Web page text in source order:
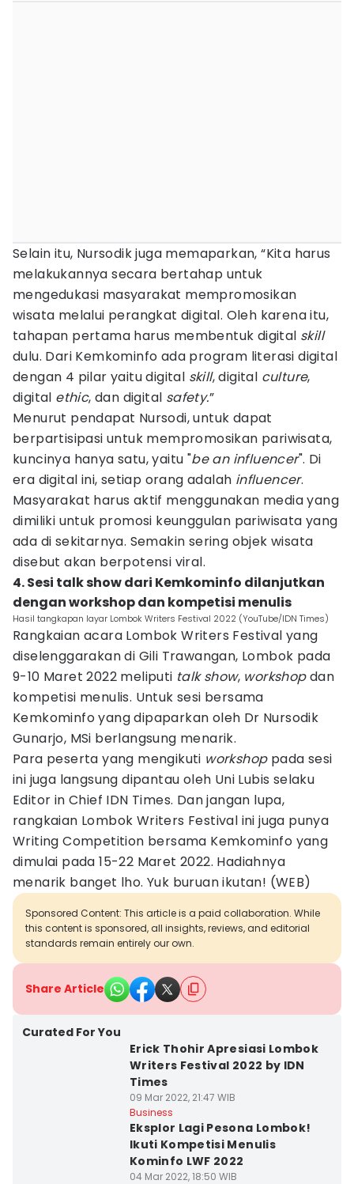
Selain itu, Nursodik juga memaparkan, “Kita harus
melakukannya secara bertahap untuk
mengedukasi masyarakat mempromosikan
wisata melalui perangkat digital. Oleh karena itu,
tahapan pertama harus membentuk digital skill
dulu. Dari Kemkominfo ada program literasi digital
dengan 4 pilar yaitu digital skill, digital culture,
digital ethic, dan digital safety.”
Menurut pendapat Nursodi, untuk dapat
berpartisipasi untuk mempromosikan pariwisata,
kuncinya hanya satu, yaitu "be an influencer". Di
era digital ini, setiap orang adalah influencer.
Masyarakat harus aktif menggunakan media yang
dimiliki untuk promosi keunggulan pariwisata yang
ada di sekitarnya. Semakin sering objek wisata
disebut akan berpotensi viral.
4. Sesi talk show dari Kemkominfo dilanjutkan
dengan workshop dan kompetisi menulis
Hasil tangkapan layar Lombok Writers Festival 2022 (YouTube/IDN Times)
Rangkaian acara Lombok Writers Festival yang
diselenggarakan di Gili Trawangan, Lombok pada
9-10 Maret 2022 meliputi talk show, workshopdan
kompetisi menulis. Untuk sesi bersama
Kemkominfo yang dipaparkan oleh Dr Nursodik
Gunarjo, MSi berlangsung menarik.
Para peserta yang mengikuti workshop pada sesi
ini juga langsung dipantau oleh Uni Lubis selaku
Editor in Chief IDN Times. Dan jangan lupa,
rangkaian Lombok Writers Festival ini juga punya
Writing Competition bersama Kemkominfo yang
dimulai pada 15-22 Maret 2022. Hadiahnya
menarik banget lho. Yuk buruan ikutan! (WEB)
Sponsored Content: This article is a paid collaboration. While
this content is sponsored, all insights, reviews, and editorial
standards remain entirely our own.
Share Article
Curated For You
Erick Thohir Apresiasi Lombok
Writers Festival 2022 by IDN
Times
09 Mar 2022, 21:47 WIB
Business
Eksplor Lagi Pesona Lombok!
Ikuti Kompetisi Menulis
Kominfo LWF 2022
04 Mar 2022, 18:50 WIB